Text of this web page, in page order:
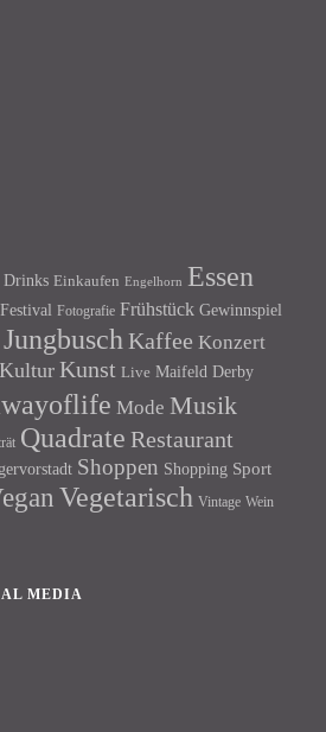
Drinks Einkaufen Engelhorn Essen
Festival Fotografie Frühstück Gewinnspiel
Jungbusch Kaffee Konzert
Kultur Kunst Live Maifeld Derby
Mode Musik
Quadrate Restaurant
Shoppen Shopping Sport
Vegetarisch Vintage Wein
MEDIA